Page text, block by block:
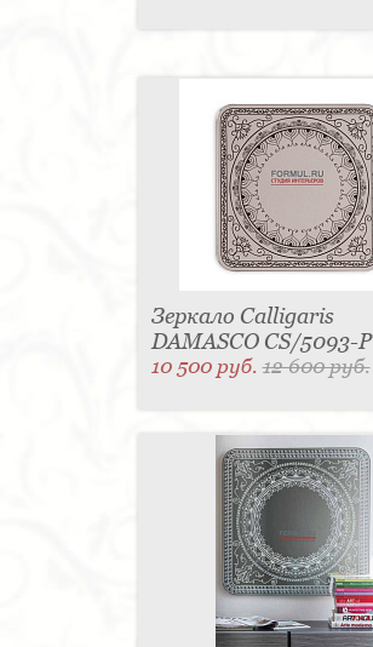
Зеркало Calligaris
DAMASCO CS/5093-P
10 500 руб.12 600 руб.